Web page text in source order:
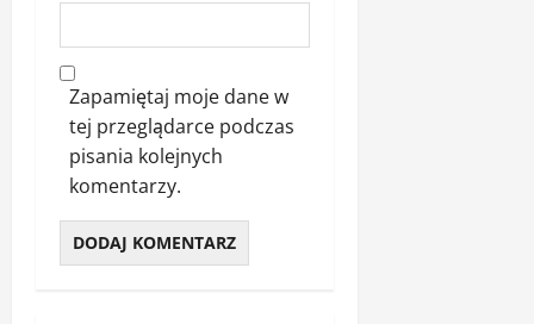
Zapamiętaj moje dane w
tej przeglądarce podczas
pisania kolejnych
komentarzy.